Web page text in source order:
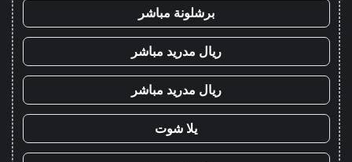
برشلونة مباشر
ريال مدريد مباشر
ريال مدريد مباشر
يلا شوت